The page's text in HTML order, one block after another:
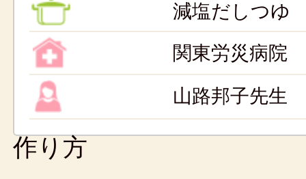
減塩だしつゆ
関東労災病院
山路邦子先生
作り方